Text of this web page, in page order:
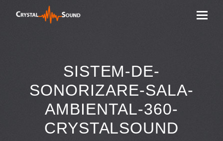
SISTEM-DE-
SONORIZARE-SALA-
AMBIENTAL-360-
CRYSTALSOUND